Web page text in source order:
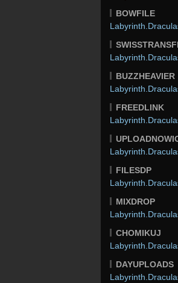
BOWFILE
BUZZHEAVIER
FREEDLINK
FILESDP
MIXDROP
CHOMIKUJ
DAYUPLOADS